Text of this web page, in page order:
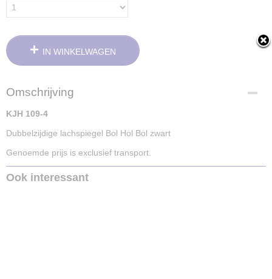
IN WINKELWAGEN
Omschrijving
KJH 109-4
Dubbelzijdige lachspiegel Bol Hol Bol zwart
Genoemde prijs is exclusief transport.
Ook interessant